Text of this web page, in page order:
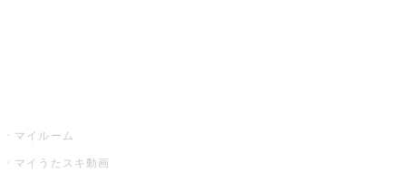
マイルーム
マイうたスキ動画